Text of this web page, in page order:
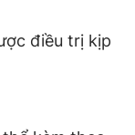
cáo
điều trị kịp